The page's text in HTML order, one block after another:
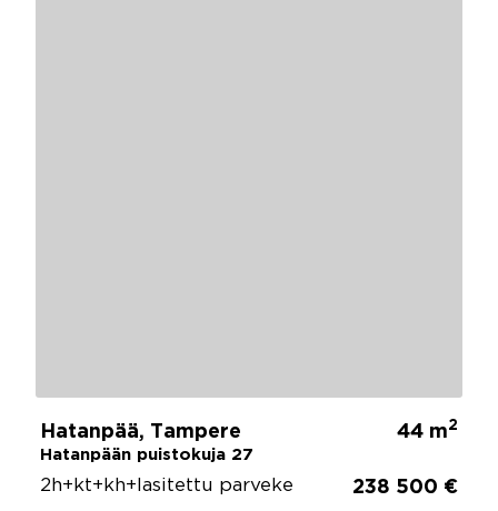
Hatanpää, Tampere
Hatanpään puistokuja 27
44 m2
2h+kt+kh+lasitettu parveke 238 500 €